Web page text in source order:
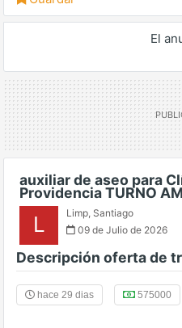
El
auxiliar de aseo para
Providencia TURNO AM
L Limp, Santiago
09 de Julio de 2026
Descripción oferta de
hace 29 dias 575000